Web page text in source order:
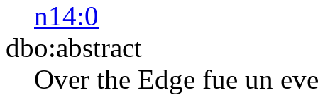
n14:0
dbo:abstract
Over the Edge fue un